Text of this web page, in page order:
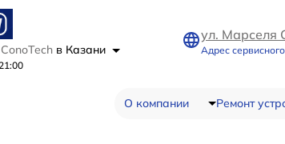
в Казани
ул. Марселя
Адрес
О компании Ремонт